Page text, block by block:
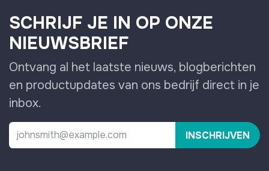
SCHRIJF JE IN OP ONZE
NIEUWSBRIEF
Ontvang al het laatste nieuws, blogberichten
en productupdates van ons bedrijf direct in je
inbox.
INSCHRIJVEN